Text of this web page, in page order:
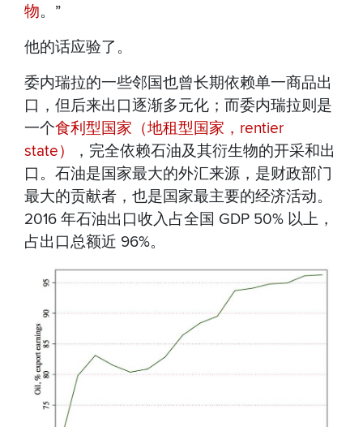
物。”
他的话应验了。
委内瑞拉的一些邻国也曾长期依赖单一商品出
口，但后来出口逐渐多元化；而委内瑞拉则是
一个食利型国家（地租型国家，rentier
state）
，完全依赖石油及其衍生物的开采和出
口。石油是国家最大的外汇来源，是财政部门
最大的贡献者，也是国家最主要的经济活动。
2016 年石油出口收入占全国 GDP 50% 以上，
占出口总额近 96%。